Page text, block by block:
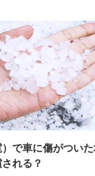
委託業務遂行のため、ま
び提携会社のサービスを
複数の保険会社と取引が
ある他の保険会社の商品・
せていただくことがあり
・手続き・管理等付帯業
集サイトから取得した個
の案内、開催のため
絡・手続き・管理等付帯業務
紹介にて取得した個人情
絡、及び当社と取引のある
会社・提携会社の保険その他
で車に傷がつい
れる？